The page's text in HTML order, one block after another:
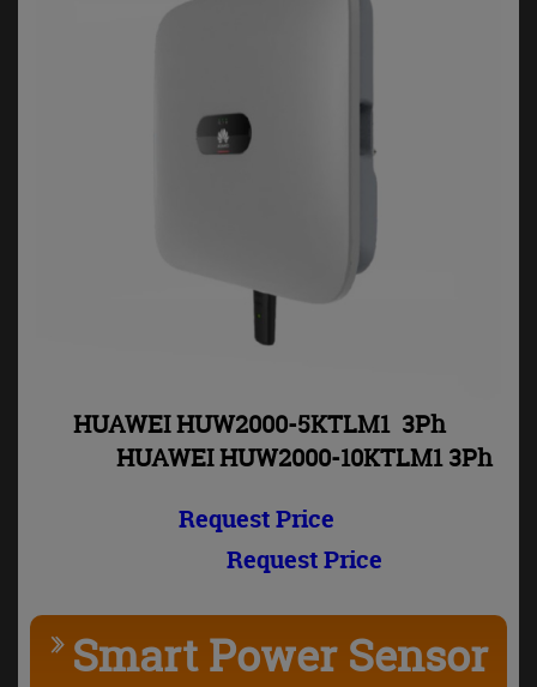
HUAWEI HUW2000-5KTLM1 3Ph
HUAWEI HUW2000-10KTLM1 3Ph
Request Price
Request Price
Smart Power Sensor